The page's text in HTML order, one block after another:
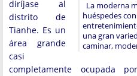
La moderna
huéspedes
una gran
caminar,
diríjase al
distrito de
Tianhe. Es un
área grande
casi
completamente ocupada